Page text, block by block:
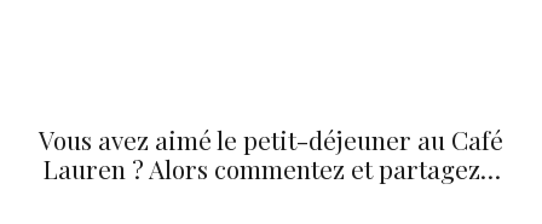
Vous avez aimé le petit-déjeuner au Café
Lauren ? Alors commentez et partagez…